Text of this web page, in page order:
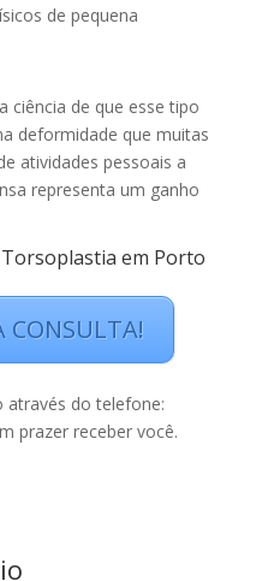
de pequena
ciência de que esse tipo
deformidade que muitas
atividades pessoais a
representa um ganho
em Porto
CONSULTA!
através do telefone:
prazer receber você.